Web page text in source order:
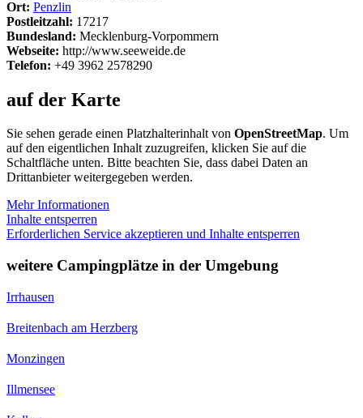
Ort: Penzlin
Postleitzahl: 17217
Bundesland: Mecklenburg-Vorpommern
Webseite: http://www.seeweide.de
Telefon: +49 3962 2578290
auf der Karte
Sie sehen gerade einen Platzhalterinhalt von OpenStreetMap. Um
auf den eigentlichen Inhalt zuzugreifen, klicken Sie auf die
Schaltfläche unten. Bitte beachten Sie, dass dabei Daten an
Drittanbieter weitergegeben werden.
Mehr Informationen
Inhalte entsperren
Erforderlichen Service akzeptieren und Inhalte entsperren
weitere Campingplätze in der Umgebung
Irrhausen
Breitenbach am Herzberg
Monzingen
Illmensee